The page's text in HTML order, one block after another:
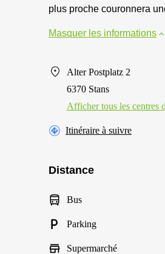
plus proche couronnera
Masquer les informations
Alter Postplatz 2
6370 Stans
Afficher tous les centres
Itinéraire à suivre
Distance
Bus
Parking
Supermarché